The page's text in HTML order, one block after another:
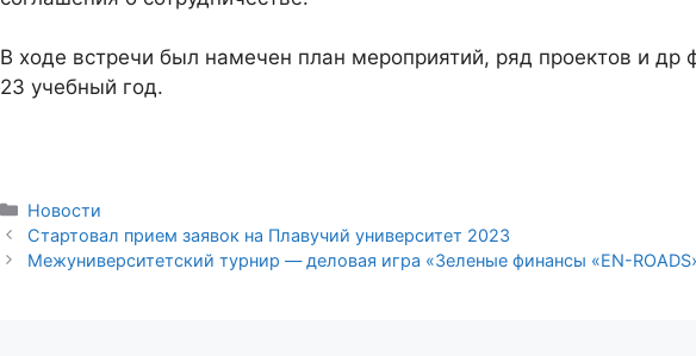
В ходе встречи был намечен план мероприятий, ряд проектов и др
23 учебный год.
Рубрики
Новости
Стартовал прием заявок на Плавучий университет 2023
Межуниверситетский турнир — деловая игра «Зеленые финансы «EN-